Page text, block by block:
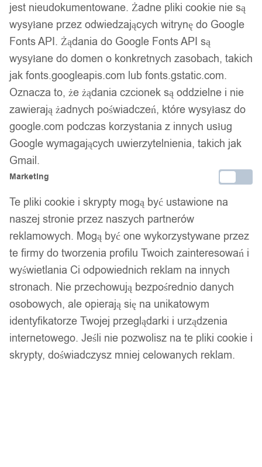
Kabel usb - microusb 0,25 m 1a czarny
woreczek
10,00zł
Setty kabel usb - microusb 1,0 m 1a
czarny
jest nieudokumentowane. Żadne pliki cookie nie są
wysyłane przez odwiedzających witrynę do Google
Fonts API. Żądania do Google Fonts API są
wysyłane do domen o konkretnych zasobach, takich
jak fonts.googleapis.com lub fonts.gstatic.com.
Oznacza to, że żądania czcionek są oddzielne i nie
zawierają żadnych poświadczeń, które wysyłasz do
google.com podczas korzystania z innych usług
Google wymagających uwierzytelnienia, takich jak
Gmail.
Marketing
Te pliki cookie i skrypty mogą być ustawione na
naszej stronie przez naszych partnerów
reklamowych. Mogą być one wykorzystywane przez
te firmy do tworzenia profilu Twoich zainteresowań i
wyświetlania Ci odpowiednich reklam na innych
stronach. Nie przechowują bezpośrednio danych
osobowych, ale opierają się na unikatowym
identyfikatorze Twojej przeglądarki i urządzenia
internetowego. Jeśli nie pozwolisz na te pliki cookie i
skrypty, doświadczysz mniej celowanych reklam.